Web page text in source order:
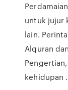
untuk jujur
lain.
Alquran
kehidupan